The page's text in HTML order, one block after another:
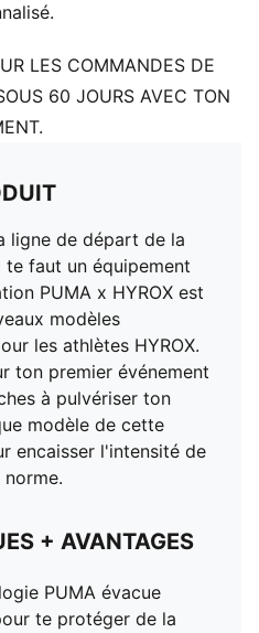
LES COMMANDES DE
60 JOURS AVEC TON
ligne de départ de la
faut un équipement
PUMA x HYROX est
modèles
les athlètes HYROX.
ton premier événement
à pulvériser ton
modèle de cette
encaisser l'intensité de
+ AVANTAGES
PUMA évacue
te protéger de la